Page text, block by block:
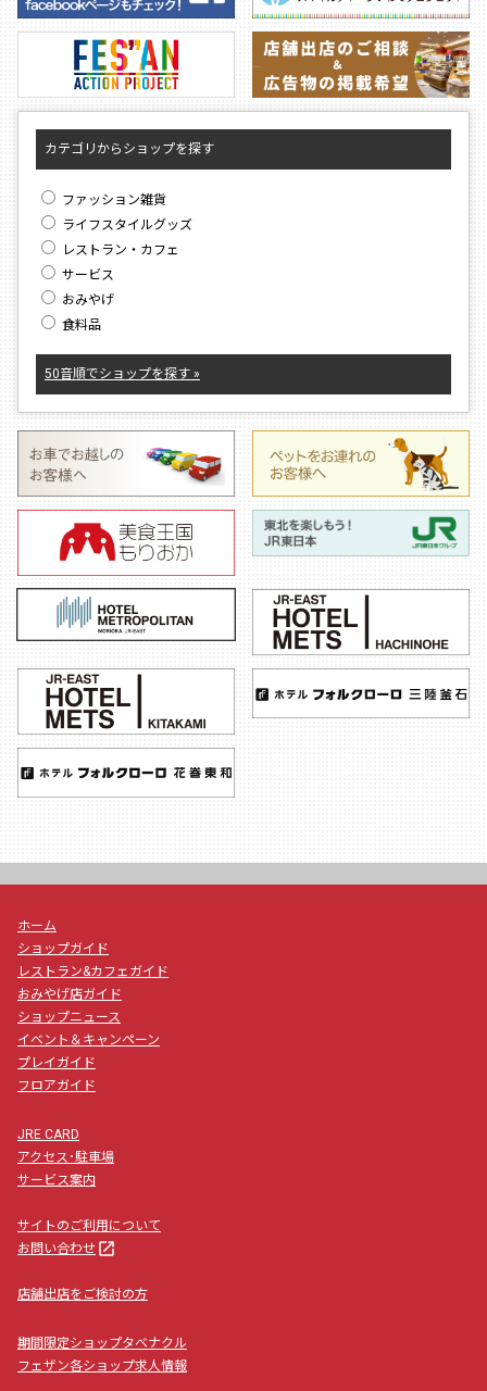
カテゴリからショップを探す
ファッション雑貨
ライフスタイルグッズ
レストラン・カフェ
サービス
おみやげ
食料品
50音順でショップを探す »
ホーム
ショップガイド
レストラン&カフェガイド
おみやげ店ガイド
ショップニュース
イベント＆キャンペーン
プレイガイド
フロアガイド
JRE CARD
アクセス･駐車場
サービス案内
サイトのご利用について
お問い合わせ launch
店舗出店をご検討の方
期間限定ショップタベナクル
フェザン各ショップ求人情報